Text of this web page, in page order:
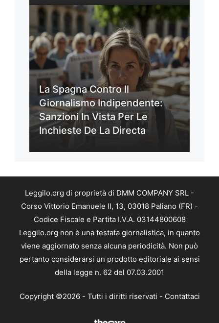
La Spagna Contro Il
Giornalismo Indipendente:
Sanzioni In Vista Per Le
Inchieste De La Directa
Leggilo.org di proprietà di DMM COMPANY SRL -
Corso Vittorio Emanuele II, 13, 03018 Paliano (FR) -
Codice Fiscale e Partita I.V.A. 03144800608
Leggilo.org non è una testata giornalistica, in quanto
viene aggiornato senza alcuna periodicità. Non può
pertanto considerarsi un prodotto editoriale ai sensi
della legge n. 62 del 07.03.2001
Copyright ©2026 - Tutti i diritti riservati - Contattaci